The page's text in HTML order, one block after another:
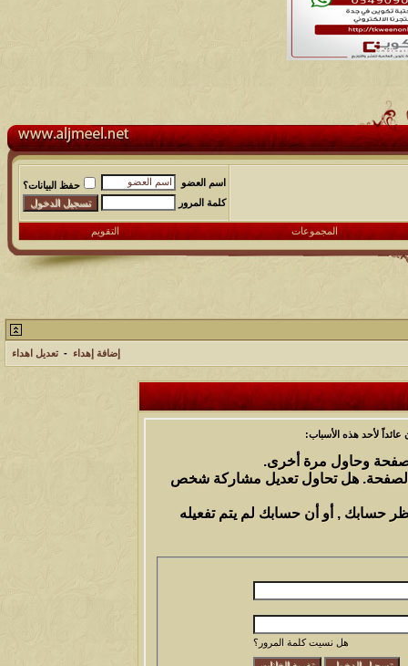
اسم العضو
حفظ البيانات؟
كلمة المرور
المجموعات التقويم
إضافة إهداء - تعديل اهداء
لأحد هذه الأسباب:
وحاول مرة أخرى.
الصفحة. هل تحاول تعديل مشاركة شخص
حسابك , أو أن حسابك لم يتم تفعيله
هل نسيت كلمة المرور؟